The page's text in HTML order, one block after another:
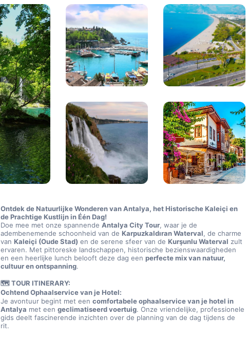
Ontdek de Natuurlijke Wonderen van Antalya, het Historische Kaleiçi en
de Prachtige Kustlijn in Één Dag!
Doe mee met onze spannende Antalya City Tour, waar je de
adembenemende schoonheid van de Karpuzkaldıran Waterval, de charme
van Kaleiçi (Oude Stad) en de serene sfeer van de Kurşunlu Waterval zult
ervaren. Met pittoreske landschappen, historische bezienswaardigheden
en een heerlijke lunch belooft deze dag een perfecte mix van natuur,
cultuur en ontspanning.
🗺️ TOUR ITINERARY:
Ochtend Ophaalservice van je Hotel:
Je avontuur begint met een comfortabele ophaalservice van je hotel in
Antalya met een geclimatiseerd voertuig. Onze vriendelijke, professionele
gids deelt fascinerende inzichten over de planning van de dag tijdens de
rit.